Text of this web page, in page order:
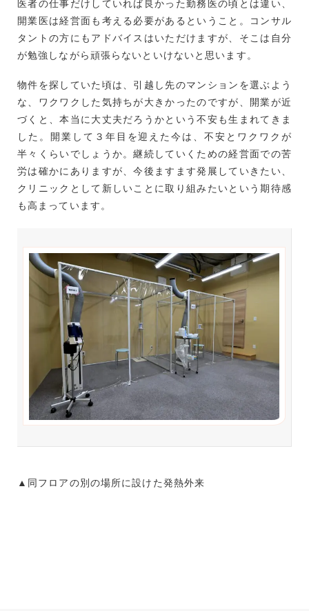
医者の仕事だけしていれば良かった勤務医の頃とは違い、
開業医は経営面も考える必要があるということ。コンサル
タントの方にもアドバイスはいただけますが、そこは自分
が勉強しながら頑張らないといけないと思います。
物件を探していた頃は、引越し先のマンションを選ぶよう
な、ワクワクした気持ちが大きかったのですが、開業が近
づくと、本当に大丈夫だろうかという不安も生まれてきま
した。開業して３年目を迎えた今は、不安とワクワクが
半々くらいでしょうか。継続していくための経営面での苦
労は確かにありますが、今後ますます発展していきたい、
クリニックとして新しいことに取り組みたいという期待感
も高まっています。
▲同フロアの別の場所に設けた発熱外来